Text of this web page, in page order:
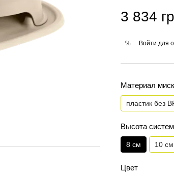
3 834
% Войти для
Материал
пластик без
Высота
8 см 10 см
Цвет